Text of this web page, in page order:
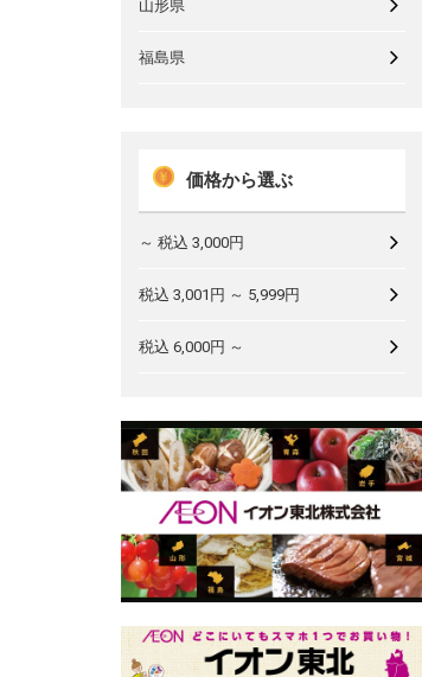
山形県
福島県
価格から選ぶ
～ 税込 3,000円
税込 3,001円 ～ 5,999円
税込 6,000円 ～